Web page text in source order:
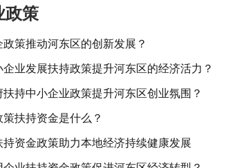
政策
策推动河东区的创新发展？
业发展扶持政策提升河东区的经济活力？
持中小企业政策提升河东区创业氛围？
扶持资金是什么？
资金政策助力本地经济持续健康发展